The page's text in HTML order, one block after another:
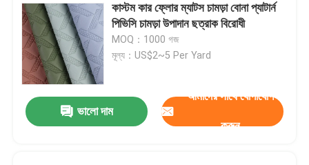
কাস্টম কার ফ্লোর ম্যাটস চামড়া বোনা প্যাটার্ন
পিভিসি চামড়া উপাদান ছত্রাক বিরোধী
MOQ：1000 গজ
মূল্য：US$2~5 Per Yard
ভালো দাম
আমাদের সাথে যোগাযোগ
করুন